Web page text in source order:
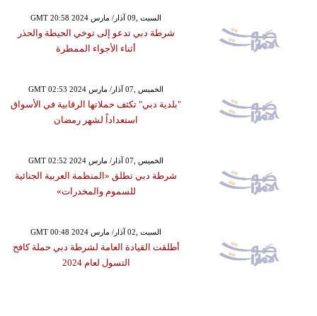
GMT 20:58 2024 السبت ,09 آذار/ مارس
شرطة دبي تدعو إلى توخي الحيطة والحذر
أثناء الأجواء الممطرة
GMT 02:53 2024 الخميس ,07 آذار/ مارس
"بلدية دبي" تكثف حملاتها الرقابية في الأسواق
استعداداً لشهر رمضان
GMT 02:52 2024 الخميس ,07 آذار/ مارس
شرطة دبي تطلق «المنظمة العربية الجنائية
للسموم والمخدرات»
GMT 00:48 2024 السبت ,02 آذار/ مارس
أطلقت القيادة العامة لشرطة دبي حملة كافح
التسول لعام 2024